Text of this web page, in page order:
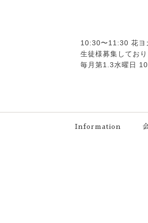
10:30〜11:30 花ヨ
生徒様募集してお
毎月第1.3水曜日
Information